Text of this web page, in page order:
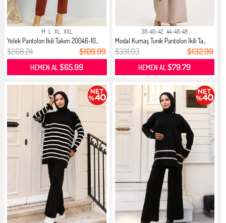
M L XL XXL
Yelek Pantolon İkili Takım 20046-10...
$268.24 $109.99
HEMEN AL$65.99
38-40-42 44-46-48
Modal Kumaş Tunik Pantolon İkili Ta...
$331.03 $132.99
HEMEN AL$79.79